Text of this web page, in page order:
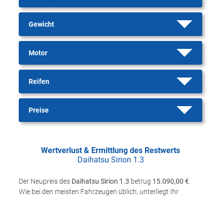
Gewicht
Motor
Reifen
Preise
Wertverlust & Ermittlung des Restwerts
Daihatsu Sirion 1.3
Der Neupreis des Daihatsu Sirion 1.3 betrug 15.090,00 €
Wie bei den meisten Fahrzeugen üblich, unterliegt Ihr